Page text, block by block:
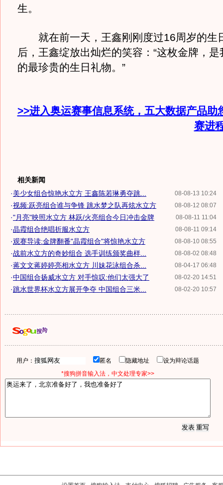
生。
就在前一天，王鑫刚刚度过16周岁的生
后，王鑫绽放出灿烂的笑容：“这枚金牌，
的最珍贵的生日礼物。”
>>进入奥运赛事信息系统，五大数据产品助
赛进
相关新闻
08-08-13 10:24
·美少女组合惊艳水立方 王鑫陈若琳勇夺跳...
08-08-12 08:07
·视频:跃亮组合谁与争锋 跳水梦之队再炫水立方
08-08-11 11:04
·"月亮"映照水立方 林跃/火亮组合今日冲击金牌
08-08-11 09:14
·晶霞组合绝唱折服水立方
08-08-10 08:55
·观赛导读:金牌翻番"晶霞组合"将惊艳水立方
08-08-02 08:48
·战前水立方的奇妙组合 选手训练颁奖曲样...
08-04-17 06:48
·蒋文文蒋婷婷亮相水立方 川妹花泳组合杀...
08-02-20 14:51
·中国组合扬威水立方 对手惊叹:他们太强大了
08-02-20 10:57
·跳水世界杯水立方展开争夺 中国组合三米...
用户： 匿名 隐藏地址
设为辩论话题
*搜狗拼音输入法，中文处理专家>>